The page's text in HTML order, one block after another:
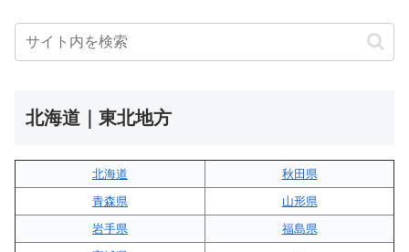
北海道｜東北地方
北海道
秋田県
青森県
山形県
岩手県
福島県